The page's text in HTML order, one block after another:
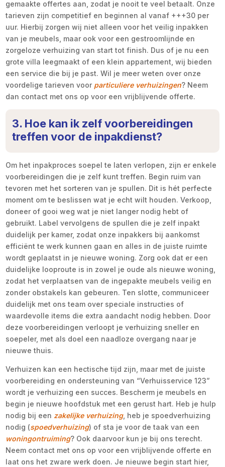
gemaakte offertes aan, zodat je nooit te veel betaalt. Onze
tarieven zijn competitief en beginnen al vanaf +++30 per
uur. Hierbij zorgen wij niet alleen voor het veilig inpakken
van je meubels, maar ook voor een gestroomlijnde en
zorgeloze verhuizing van start tot finish. Dus of je nu een
grote villa leegmaakt of een klein appartement, wij bieden
een service die bij je past. Wil je meer weten over onze
voordelige tarieven voor particuliere verhuizingen? Neem
dan contact met ons op voor een vrijblijvende offerte.
3. Hoe kan ik zelf voorbereidingen
treffen voor de inpakdienst?
Om het inpakproces soepel te laten verlopen, zijn er enkele
voorbereidingen die je zelf kunt treffen. Begin ruim van
tevoren met het sorteren van je spullen. Dit is hét perfecte
moment om te beslissen wat je echt wilt houden. Verkoop,
doneer of gooi weg wat je niet langer nodig hebt of
gebruikt. Label vervolgens de spullen die je zelf inpakt
duidelijk per kamer, zodat onze inpakkers bij aankomst
efficiënt te werk kunnen gaan en alles in de juiste ruimte
wordt geplaatst in je nieuwe woning. Zorg ook dat er een
duidelijke looproute is in zowel je oude als nieuwe woning,
zodat het verplaatsen van de ingepakte meubels veilig en
zonder obstakels kan gebeuren. Ten slotte, communiceer
duidelijk met ons team over speciale instructies of
waardevolle items die extra aandacht nodig hebben. Door
deze voorbereidingen verloopt je verhuizing sneller en
soepeler, met als doel een naadloze overgang naar je
nieuwe thuis.
Verhuizen kan een hectische tijd zijn, maar met de juiste
voorbereiding en ondersteuning van “Verhuisservice 123”
wordt je verhuizing een succes. Bescherm je meubels en
begin je nieuwe hoofdstuk met een gerust hart. Heb je hulp
nodig bij een zakelijke verhuizing, heb je spoedverhuizing
nodig (spoedverhuizing) of sta je voor de taak van een
woningontruiming? Ook daarvoor kun je bij ons terecht.
Neem contact met ons op voor een vrijblijvende offerte en
laat ons het zware werk doen. Je nieuwe begin start hier,